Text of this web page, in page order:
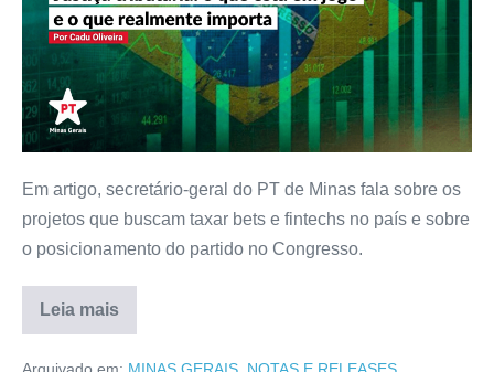
Em artigo, secretário-geral do PT de Minas fala sobre os
projetos que buscam taxar bets e fintechs no país e sobre
o posicionamento do partido no Congresso.
Leia mais